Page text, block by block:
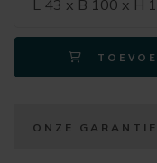
L 43 x B 100 x H
ONZE